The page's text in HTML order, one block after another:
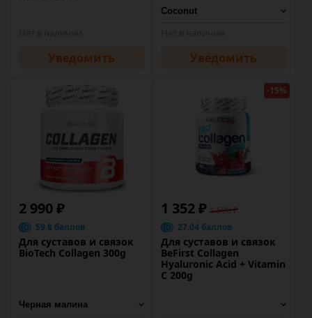
Уведомить Уведомить
2 990 ₽
59.8 баллов
Для суставов и связок
BioTech Collagen 300g
-15%
1 352 ₽ 1 590 ₽
27.04 баллов
Для суставов и связок
BeFirst Collagen
Hyaluronic Acid + Vitamin
C 200g